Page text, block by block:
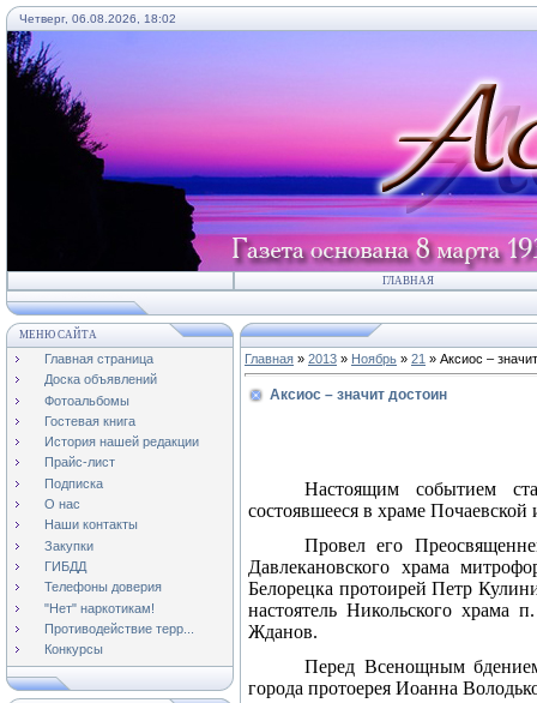
Четверг, 06.08.2026, 18:02
ГЛАВНАЯ
МЕНЮ САЙТА
Главная страница
Доска объявлений
Фотоальбомы
Гостевая книга
История нашей редакции
Прайс-лист
Подписка
О нас
Наши контакты
Закупки
ГИБДД
Телефоны доверия
"Нет" наркотикам!
Противодействие терр...
Конкурсы
Главная » 2013 » Ноябрь » 21 » Аксиос –
Аксиос – значит достоин
Настоящим событием
состоявшееся в храме
Провел его
Давлекановского храма
Белорецка протоирей Петр
настоятель Никольского
Жданов.
Перед Всенощным
города протоерея Иоанна